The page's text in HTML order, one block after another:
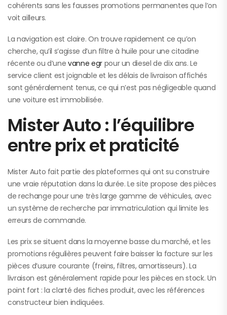
cohérents sans les fausses promotions permanentes que l’on
voit ailleurs.
La navigation est claire. On trouve rapidement ce qu’on
cherche, qu’il s’agisse d’un filtre à huile pour une citadine
récente ou d’unevanne egrpour un diesel de dix ans. Le
service client est joignable et les délais de livraison affichés
sont généralement tenus, ce qui n’est pas négligeable quand
une voiture est immobilisée.
Mister Auto : l’équilibre
entre prix et praticité
Mister Auto fait partie des plateformes qui ont su construire
une vraie réputation dans la durée. Le site propose des pièces
de rechange pour une très large gamme de véhicules, avec
un système de recherche par immatriculation qui limite les
erreurs de commande.
Les prix se situent dans la moyenne basse du marché, et les
promotions régulières peuvent faire baisser la facture sur les
pièces d’usure courante (freins, filtres, amortisseurs). La
livraison est généralement rapide pour les pièces en stock. Un
point fort : la clarté des fiches produit, avec les références
constructeur bien indiquées.